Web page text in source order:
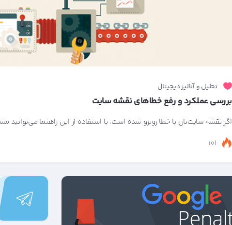
تحلیل و آنالیز دیجیتال
بررسی عملکرد و رفع خطاهای نقشه سایت
اگر نقشه سایت‌تان با خطا روبرو شده است، با استفاده از این راهنما می‌توانید
101